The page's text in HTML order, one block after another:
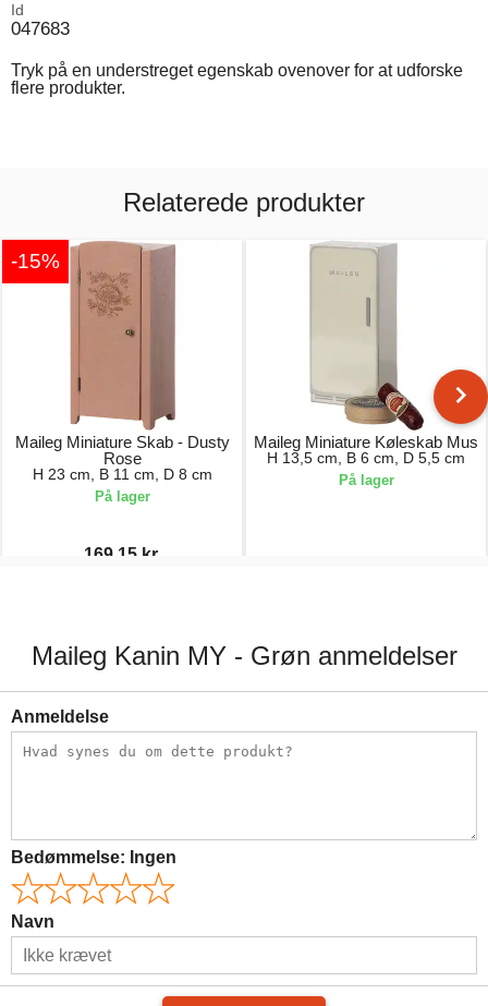
Id
047683
Tryk på en understreget egenskab ovenover for at udforske
flere produkter.
Relaterede produkter
-15%
Maileg Miniature Skab - Dusty
Rose
H 23 cm, B 11 cm, D 8 cm
På lager
169,15 kr.
Maileg Miniature Køleskab Mus
H 13,5 cm, B 6 cm, D 5,5 cm
På lager
Maileg Kanin MY - Grøn anmeldelser
Anmeldelse
Bedømmelse: Ingen
Navn